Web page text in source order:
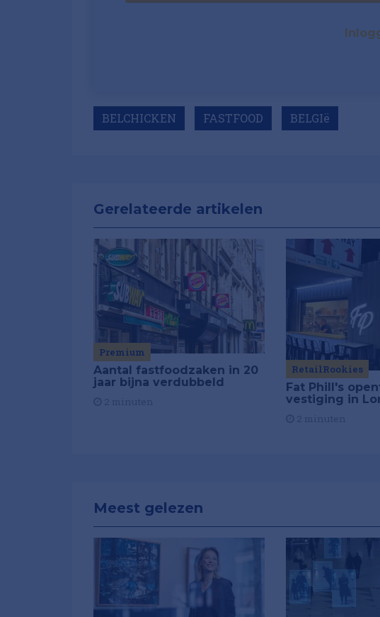
BELCHICKEN FASTFOOD BELGIë
Gerelateerde artikelen
Premium
Aantal fastfoodzaken in 20
jaar bijna verdubbeld
RetailRookies
Fat Phill's
vestiging in
Meest gelezen